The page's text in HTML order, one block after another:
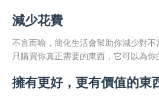
減少花費
不言而喻，簡化生活會幫助你減少對
只購買你真正需要的東西，它可以為你
擁有更好，更有價值的東